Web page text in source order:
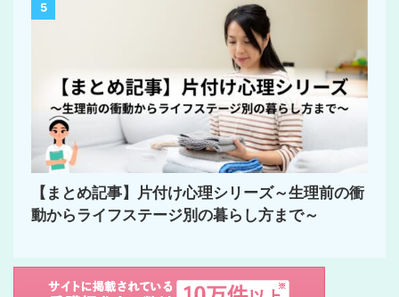
5
【まとめ記事】片付け心理シリーズ～生理前の衝
動からライフステージ別の暮らし方まで～